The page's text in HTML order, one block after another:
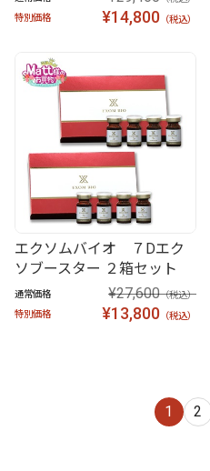
特別価格
¥14,800 （税込）
エクソムバイオ ７Dエク
ソブースター ２箱セット
通常価格 ¥27,600（税込）
特別価格
¥13,800 （税込）
1 2